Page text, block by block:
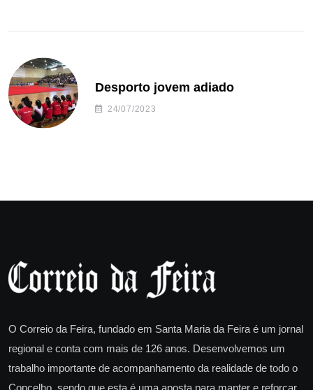
Desporto jovem adiado
24/07/2023
O Correio da Feira, fundado em Santa Maria da Feira é um jornal
regional e conta com mais de 126 anos. Desenvolvemos um
trabalho importante de acompanhamento da realidade de todo o
Concelho, sendo que esta é uma aposta para manter e reforçar.